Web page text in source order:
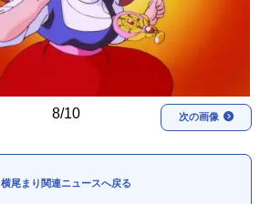
冬アニメ
FOLLOW US
8/10 次の画像
横尾まり関連ニュースへ戻る